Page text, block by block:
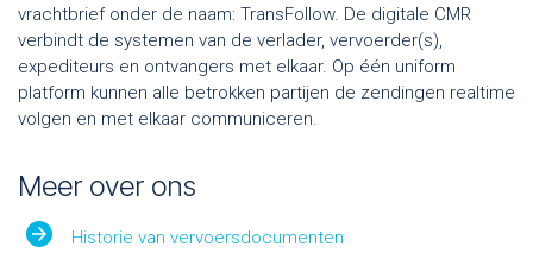
vrachtbrief onder de naam: TransFollow. De digitale CMR
verbindt de systemen van de verlader, vervoerder(s),
expediteurs en ontvangers met elkaar. Op één uniform
platform kunnen alle betrokken partijen de zendingen realtime
volgen en met elkaar communiceren.
Meer over ons
Historie van vervoersdocumenten